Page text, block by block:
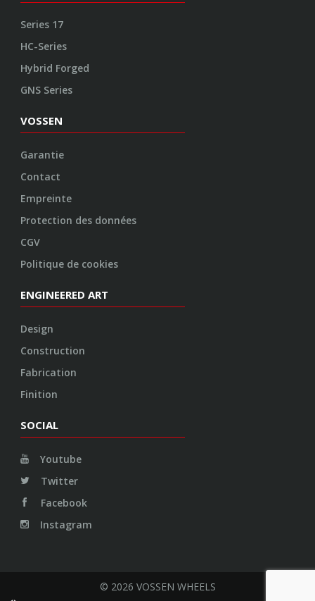
Series 17
HC-Series
Hybrid Forged
GNS Series
VOSSEN
Garantie
Contact
Empreinte
Protection des données
CGV
Politique de cookies
ENGINEERED ART
Design
Construction
Fabrication
Finition
SOCIAL
Youtube
Twitter
Facebook
Instagram
© 2026 VOSSEN WHEELS